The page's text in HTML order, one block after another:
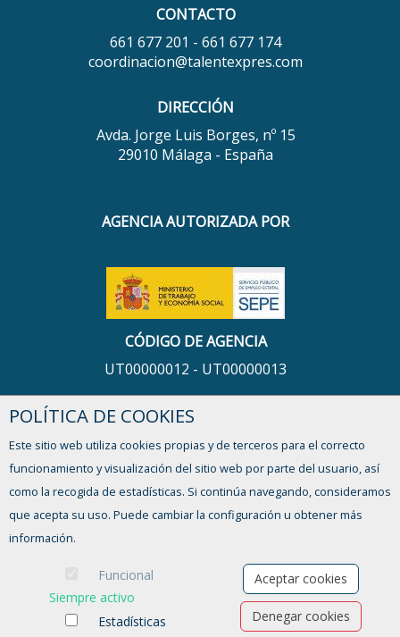
CONTACTO
661 677 201 - 661 677 174
coordinacion@talentexpres.com
DIRECCIÓN
Avda. Jorge Luis Borges, nº 15
29010 Málaga - España
AGENCIA AUTORIZADA POR
CÓDIGO DE AGENCIA
UT00000012 - UT00000013
HORARIO
De lunes a viernes,
de 9:00 a 13:00h y de 16:00 a 17:30h
FORMULARIO DE CONTACTO
POLÍTICA DE COOKIES
Este sitio web utiliza cookies propias y de terceros para el correcto
funcionamiento y visualización del sitio web por parte del usuario, así
como la recogida de estadísticas. Si continúa navegando, consideramos
que acepta su uso. Puede cambiar la configuración u obtener más
información.
Funcional
Siempre activo
Estadísticas
Aceptar cookies
Denegar cookies